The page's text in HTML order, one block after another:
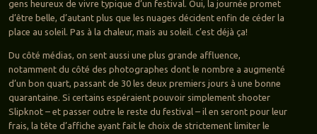
gens heureux de vivre typique d’un festival. Oui, la journée promet
d’être belle, d’autant plus que les nuages décident enfin de céder la
place au soleil. Pas à la chaleur, mais au soleil. c’est déjà ça!
Du côté médias, on sent aussi une plus grande affluence,
notamment du côté des photographes dont le nombre a augmenté
d’un bon quart, passant de 30 les deux premiers jours à une bonne
quarantaine. Si certains espéraient pouvoir simplement shooter
Slipknot – et passer outre le reste du festival – il en seront pour leur
frais, la tête d’affiche ayant fait le choix de strictement limiter le